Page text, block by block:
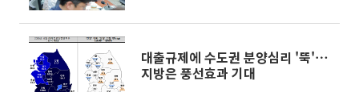
대출규제에 수도권 분양심리 '뚝'⋯
지방은 풍선효과 기대